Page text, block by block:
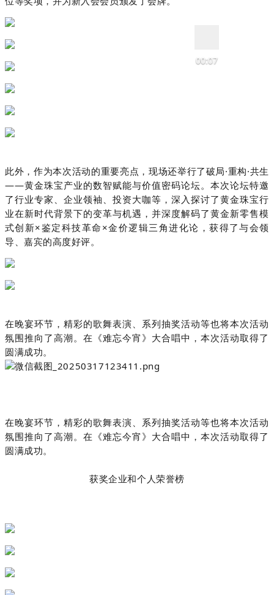
此外，作为本次活动的重要亮点，现场还举行了破局·重构·共生
——黄金珠宝产业的数智赋能与价值密码论坛。本次论坛特邀
了行业专家、企业领袖、投资大咖等，深入探讨了黄金珠宝行
业在新时代背景下的变革与机遇，并深度解码了黄金新零售模
式创新×鉴定科技革命×金价逻辑三角进化论，获得了与会领
导、嘉宾的高度好评。
在晚宴环节，精彩的歌舞表演、系列抽奖活动等也将本次活动
氛围推向了高潮。在《难忘今宵》大合唱中，本次活动取得了
圆满成功。
在晚宴环节，精彩的歌舞表演、系列抽奖活动等也将本次活动
氛围推向了高潮。在《难忘今宵》大合唱中，本次活动取得了
圆满成功。
获奖企业和个人荣誉榜
00:07